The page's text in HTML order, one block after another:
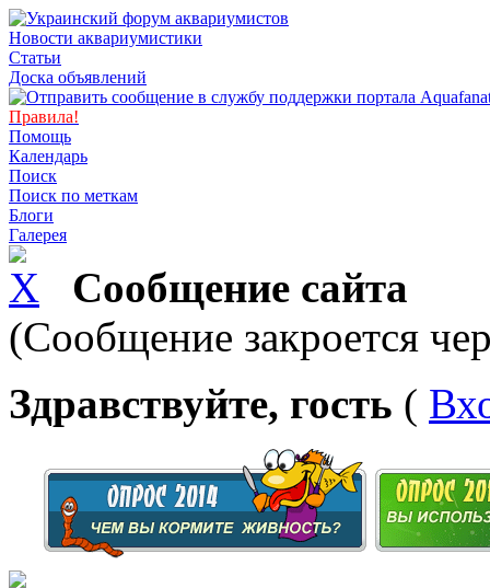
Новости аквариумистики
Статьи
Доска объявлений
Правила!
Помощь
Календарь
Поиск
Поиск по меткам
Блоги
Галерея
Сообщение сайта
(Сообщение закроется
Здравствуйте, гость (